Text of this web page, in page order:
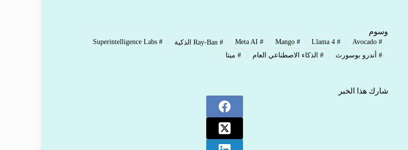
وسوم
#
Avocado
#
Llama 4
#
Mango
#
# Ray-Ban الذكية #
Superintelligence Labs
#أندرو بوسورث #الذكاء الاصطناعي العام # ميتا
شارك هذا الخبر